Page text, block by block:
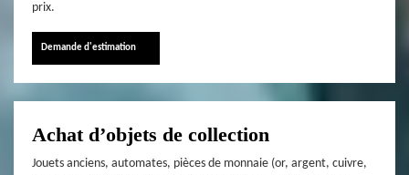
prix.
Demande d'estimation
Achat d’objets de collection
Jouets anciens, automates, pièces de monnaie (or, argent, cuivre,